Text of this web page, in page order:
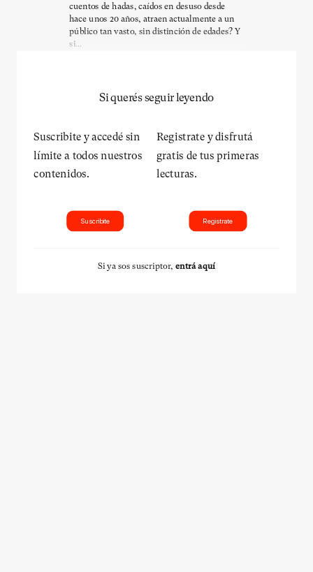
cuentos de hadas, caídos en desuso desde
hace unos 20 años, atraen actualmente a un
público tan vasto, sin distinción de edades? Y
si...
Si querés seguir leyendo
Suscribite y accedé sin
límite a todos nuestros
contenidos.
Suscribite
Registrate y disfrutá
gratis de tus primeras
lecturas.
Registrate
Si ya sos suscriptor, entrá aquí